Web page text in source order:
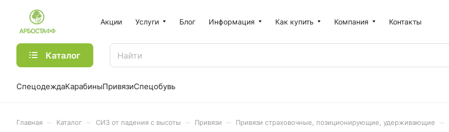
Акции Услуги Блог Информация Как купить Компания Контакты
Каталог
СпецодеждаКарабиныПривязиСпецобувь
Главная Каталог СИЗ от падения с высоты Привязи Привязи страховочные, позиционирующие, удерживающие